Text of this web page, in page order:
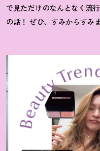
で見ただけのなんとなく流
の話！ ぜひ、すみからすみ